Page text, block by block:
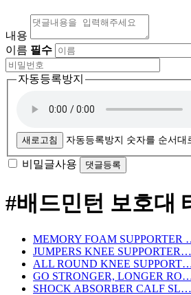
내용
이름 필수
자동등록방지
새로고침 자동등록방지 숫자를 순서대
비밀글사용
#배드민턴 보호대
MEMORY FOAM SUPPORTER
JUMPERS KNEE SUPPORTER…
ALL ROUND KNEE
GO STRONGER, LONGER
SHOCK ABSORBER CALF SL…